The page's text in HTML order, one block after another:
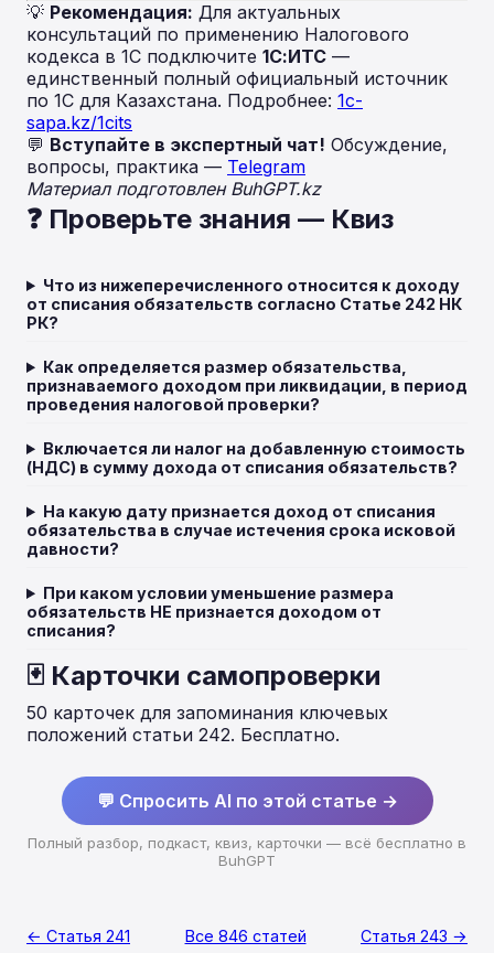
💡 Рекомендация: Для актуальных
консультаций по применению Налогового
кодекса в 1С подключите 1С:ИТС —
единственный полный официальный источник
по 1С для Казахстана. Подробнее: 1c-
sapa.kz/1cits
💬 Вступайте в экспертный чат! Обсуждение,
вопросы, практика — Telegram
Материал подготовлен BuhGPT.kz
❓ Проверьте знания — Квиз
Что из нижеперечисленного относится к доходу
от списания обязательств согласно Статье 242 НК
РК?
Как определяется размер обязательства,
признаваемого доходом при ликвидации, в период
проведения налоговой проверки?
Включается ли налог на добавленную стоимость
(НДС) в сумму дохода от списания обязательств?
На какую дату признается доход от списания
обязательства в случае истечения срока исковой
давности?
При каком условии уменьшение размера
обязательств НЕ признается доходом от
списания?
🃏 Карточки самопроверки
50 карточек для запоминания ключевых
положений статьи 242. Бесплатно.
💬 Спросить AI по этой статье →
Полный разбор, подкаст, квиз, карточки — всё бесплатно в
BuhGPT
← Статья 241 Все 846 статей Статья 243 →